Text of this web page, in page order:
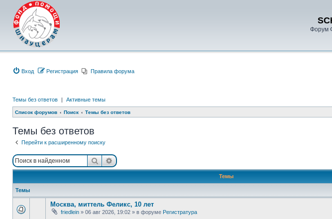
Форум
Вход Регистрация Правила форума
Темы без ответов | Активные темы
Список форумов Поиск Темы без ответов
Темы без ответов
Перейти к расширенному поиску
ПоискРасширенный поиск
Темы
Темы
Москва, миттель Феликс, 10 лет
friedlein » 06 авг 2026, 19:02 » в форуме Регистратура